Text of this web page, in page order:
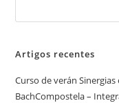
Artigos recentes
Curso de verán
BachCompostela –